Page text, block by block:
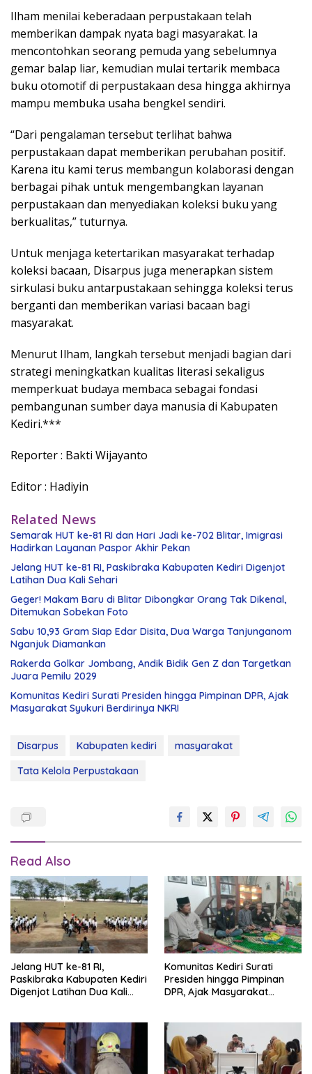
Ilham menilai keberadaan perpustakaan telah
memberikan dampak nyata bagi masyarakat. Ia
mencontohkan seorang pemuda yang sebelumnya
gemar balap liar, kemudian mulai tertarik membaca
buku otomotif di perpustakaan desa hingga akhirnya
mampu membuka usaha bengkel sendiri.
“Dari pengalaman tersebut terlihat bahwa
perpustakaan dapat memberikan perubahan positif.
Karena itu kami terus membangun kolaborasi dengan
berbagai pihak untuk mengembangkan layanan
perpustakaan dan menyediakan koleksi buku yang
berkualitas,” tuturnya.
Untuk menjaga ketertarikan masyarakat terhadap
koleksi bacaan, Disarpus juga menerapkan sistem
sirkulasi buku antarpustakaan sehingga koleksi terus
berganti dan memberikan variasi bacaan bagi
masyarakat.
Menurut Ilham, langkah tersebut menjadi bagian dari
strategi meningkatkan kualitas literasi sekaligus
memperkuat budaya membaca sebagai fondasi
pembangunan sumber daya manusia di Kabupaten
Kediri.***
Reporter : Bakti Wijayanto
Editor : Hadiyin
Related News
Semarak HUT ke-81 RI dan Hari Jadi ke-702 Blitar, Imigrasi
Hadirkan Layanan Paspor Akhir Pekan
Jelang HUT ke-81 RI, Paskibraka Kabupaten Kediri Digenjot
Latihan Dua Kali Sehari
Geger! Makam Baru di Blitar Dibongkar Orang Tak Dikenal,
Ditemukan Sobekan Foto
Sabu 10,93 Gram Siap Edar Disita, Dua Warga Tanjunganom
Nganjuk Diamankan
Rakerda Golkar Jombang, Andik Bidik Gen Z dan Targetkan
Juara Pemilu 2029
Komunitas Kediri Surati Presiden hingga Pimpinan DPR, Ajak
Masyarakat Syukuri Berdirinya NKRI
Disarpus Kabupaten kediri
masyarakat
Tata Kelola Perpustakaan
Read Also
Jelang HUT ke-81 RI,
Paskibraka Kabupaten Kediri
Digenjot Latihan Dua Kali
Komunitas Kediri Surati
Presiden hingga Pimpinan
DPR, Ajak Masyarakat